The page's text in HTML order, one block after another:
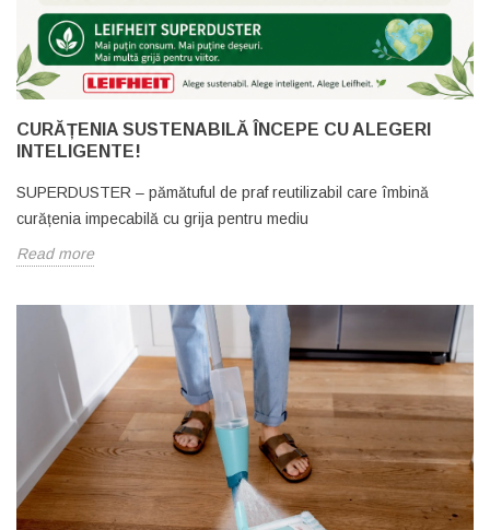
CURĂȚENIA SUSTENABILĂ ÎNCEPE CU ALEGERI
INTELIGENTE!
SUPERDUSTER – pămătuful de praf reutilizabil care îmbină
curățenia impecabilă cu grija pentru mediu
Read more